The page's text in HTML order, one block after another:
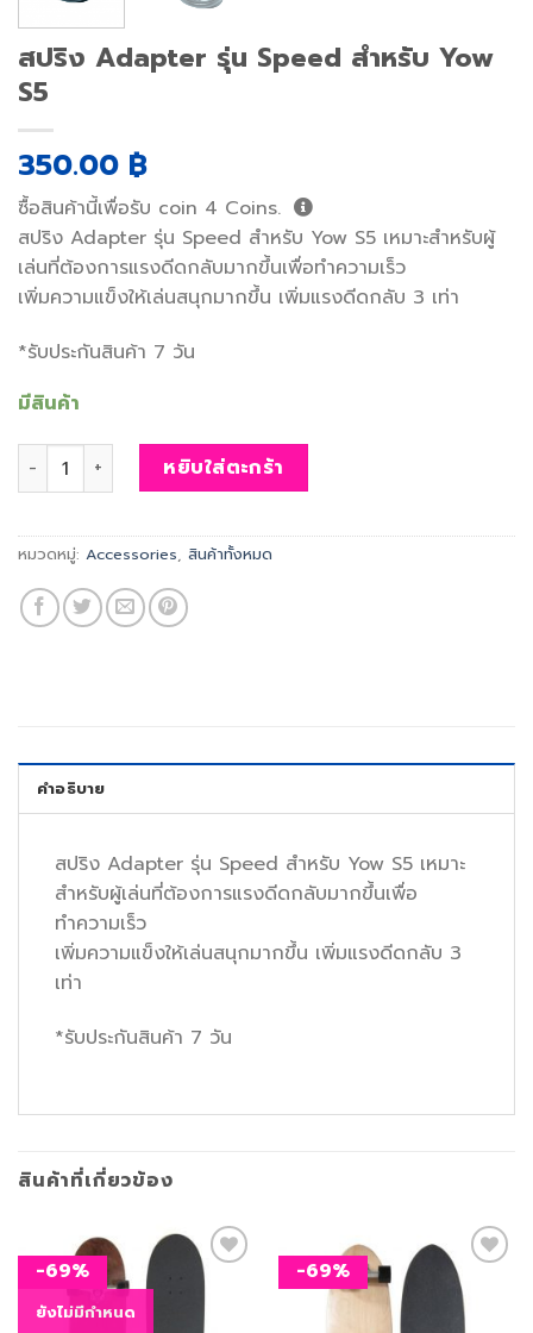
สปริง Adapter รุ่น Speed สำหรับ Yow
S5
350.00 ฿
ซื้อสินค้านี้เพื่อรับ coin 4 Coins.
สปริง Adapter รุ่น Speed สำหรับ Yow S5 เหมาะสำหรับผู้
เล่นที่ต้องการแรงดีดกลับมากขึ้นเพื่อทำความเร็ว
เพิ่มความแข็งให้เล่นสนุกมากขึ้น เพิ่มแรงดีดกลับ 3 เท่า
*รับประกันสินค้า 7 วัน
มีสินค้า
จำนวน สปริง Adapter รุ่น Speed สำหรับ Yow S5 ชิ้น
หยิบใส่ตะกร้า
หมวดหมู่: Accessories, สินค้าทั้งหมด
คำอธิบาย
สปริง Adapter รุ่น Speed สำหรับ Yow S5 เหมาะ
สำหรับผู้เล่นที่ต้องการแรงดีดกลับมากขึ้นเพื่อ
ทำความเร็ว
เพิ่มความแข็งให้เล่นสนุกมากขึ้น เพิ่มแรงดีดกลับ 3
เท่า
*รับประกันสินค้า 7 วัน
สินค้าที่เกี่ยวข้อง
-69%
ยังไม่มีกำหนด
-69%